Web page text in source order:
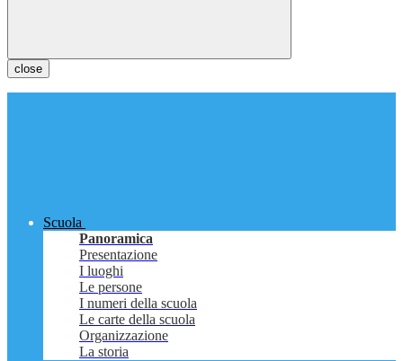
close
Scuola
Panoramica
Presentazione
I luoghi
Le persone
I numeri della scuola
Le carte della scuola
Organizzazione
La storia